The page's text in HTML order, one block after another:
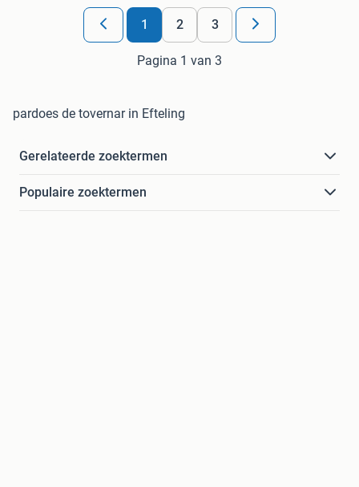
1 2 3
Pagina 1 van 3
pardoes de tovernar in Efteling
Gerelateerde zoektermen
Populaire zoektermen